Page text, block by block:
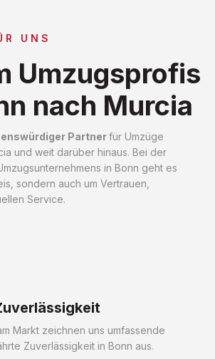
UNS
Umzugsprofis
nach Murcia
Partnerfür Umzüge
und weit darüber hinaus. Bei der
in Bonn geht es
sondern auch um Vertrauen,
Service.
Markt zeichnen uns umfassende
Zuverlässigkeit in Bonn aus.